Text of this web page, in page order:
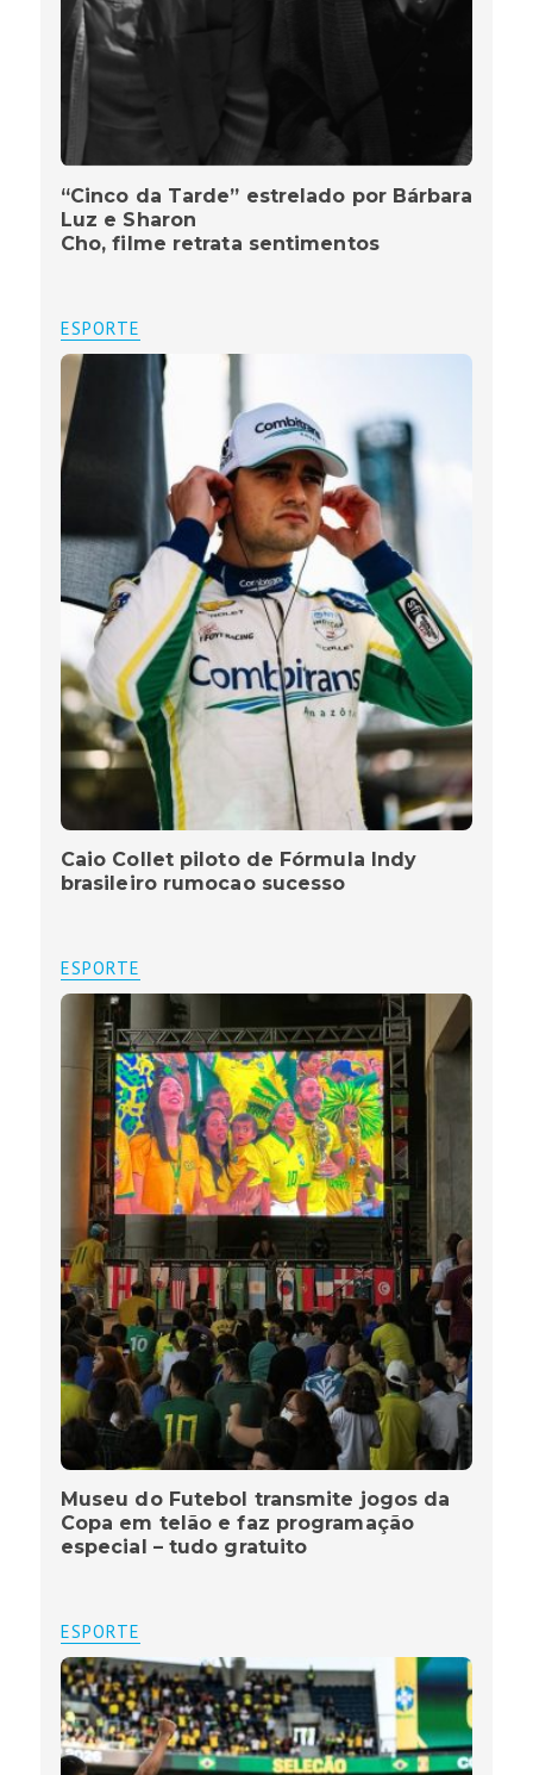
“Cinco da Tarde” estrelado por Bárbara
Luz e Sharon
Cho, filme retrata sentimentos
ESPORTE
Caio Collet piloto de Fórmula Indy
brasileiro rumocao sucesso
ESPORTE
Museu do Futebol transmite jogos da
Copa em telão e faz programação
especial – tudo gratuito
ESPORTE